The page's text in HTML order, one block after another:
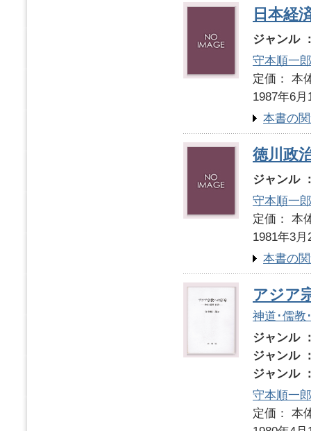
日本経
ジャンル
守本順一郎
定価：
1987年6月
本書の
徳川政
ジャンル
守本順一郎
定価：
1981年3月
本書の
アジア
神道･儒教
ジャンル
ジャンル
ジャンル
守本順一郎
定価：